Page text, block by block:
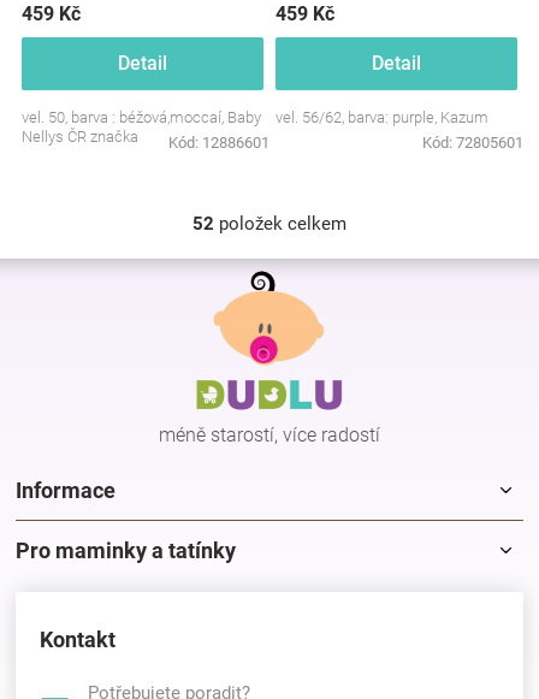
459 Kč
Detail
vel. 50, barva : béžová,moccaí, Baby
Nellys ČR značka
Kód: 12886601
459 Kč
Detail
vel. 56/62, barva: purple, Kazum
Kód: 72805601
O
v
l
d
a
c
í
p
r
52 položek celkem
Z
méně starostí, více radostí
Informace
Pro maminky a tatínky
Kontakt
Potřebujete poradit?